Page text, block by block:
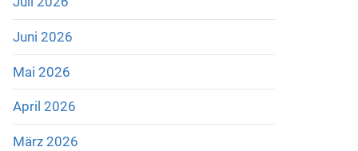
Juni 2026
Mai 2026
April 2026
März 2026